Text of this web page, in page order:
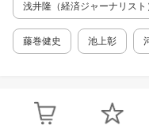
浅井隆（経済ジャーナリスト
藤巻健史 池上彰